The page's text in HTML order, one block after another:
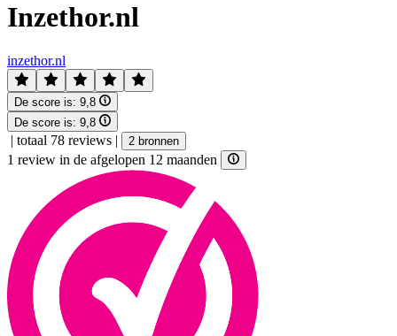
Inzethor.nl
inzethor.nl
De score is: 9,8
De score is: 9,8
| totaal 78 reviews | 2 bronnen
1 review in de afgelopen 12 maanden